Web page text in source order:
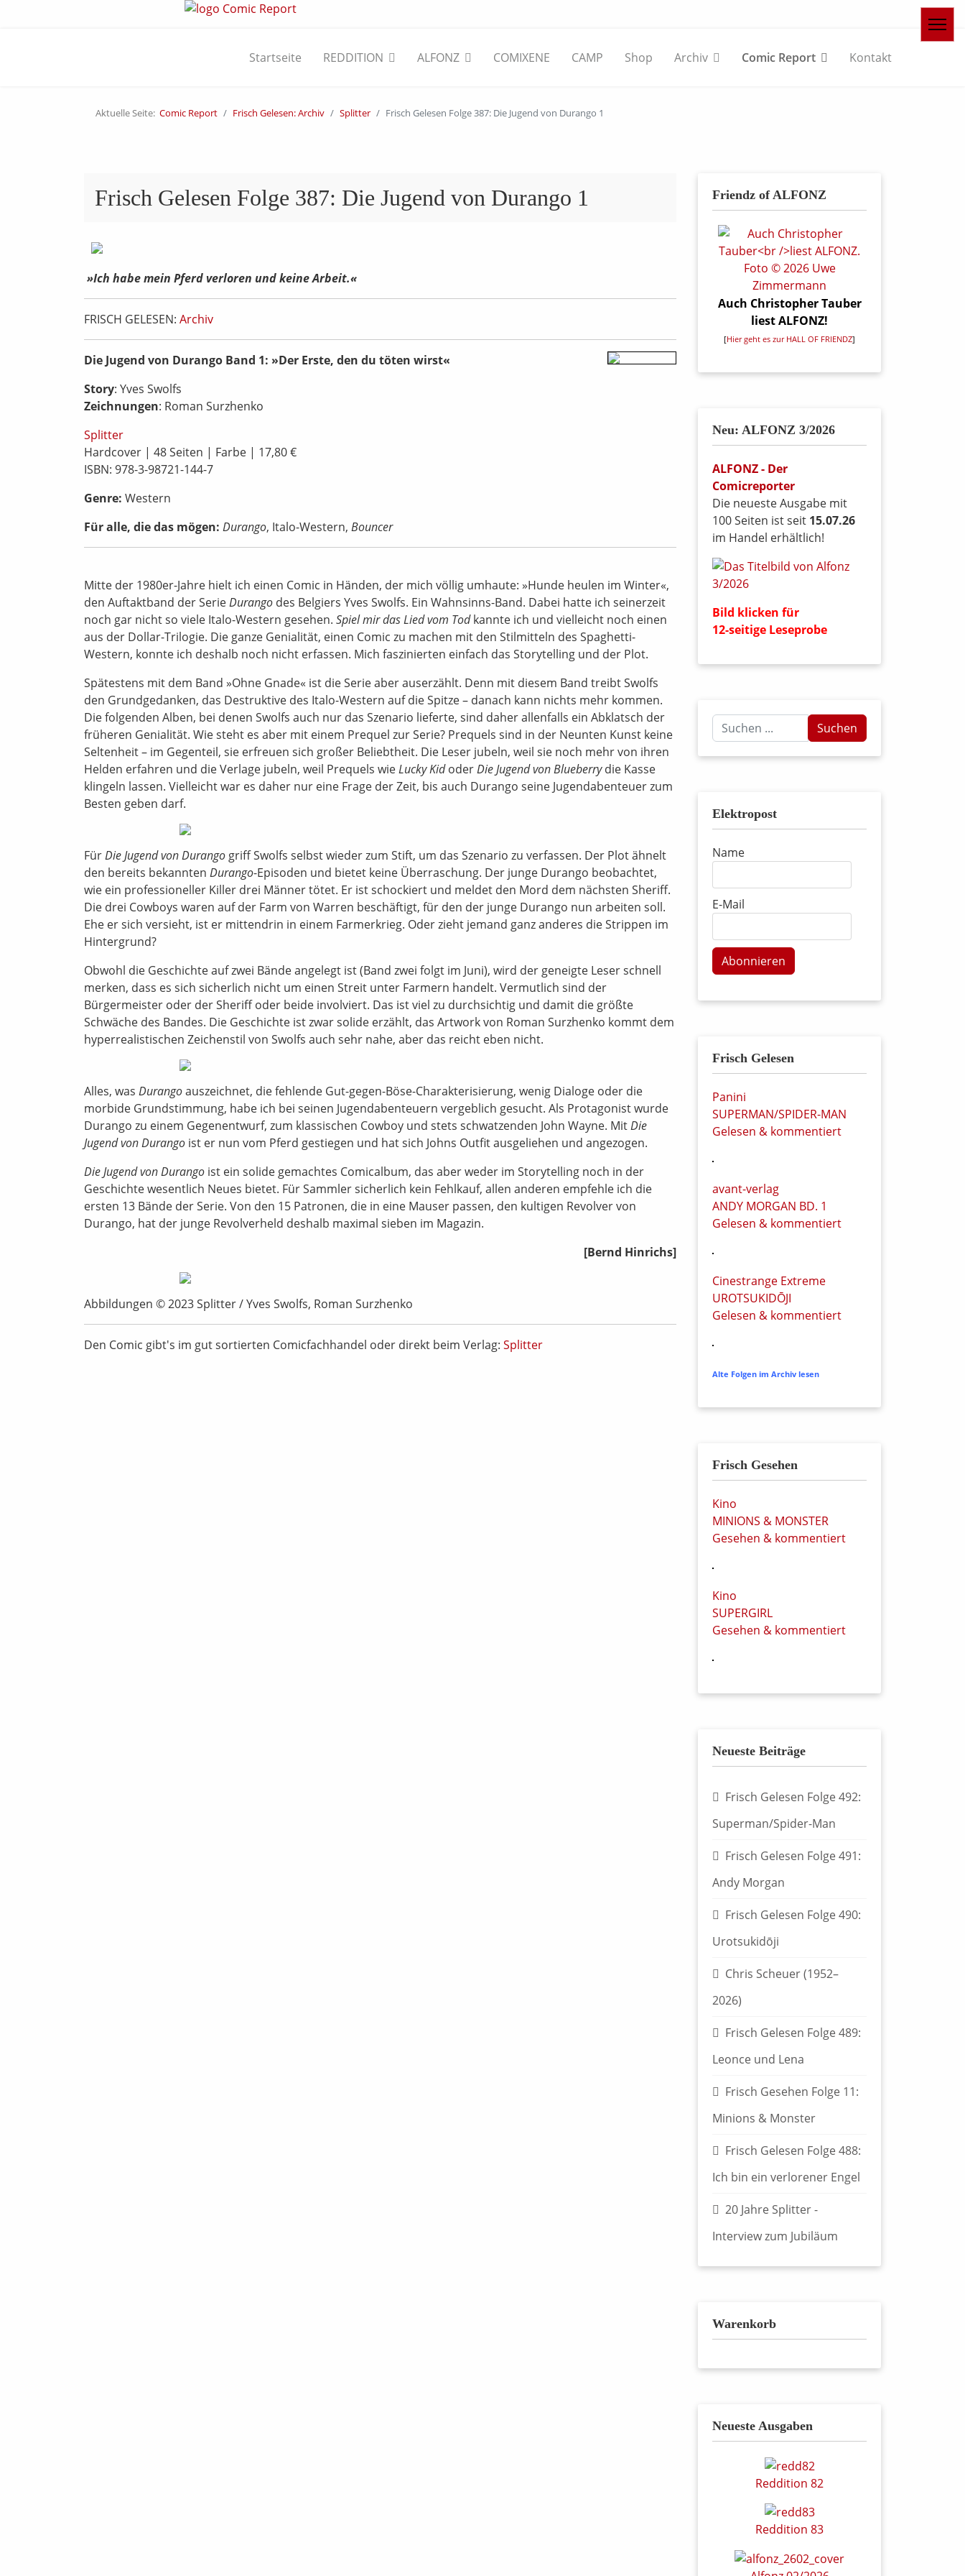
Startseite REDDITION ALFONZ COMIXENE CAMP Shop Archiv Comic Report Kontakt
Aktuelle Seite: Comic Report Frisch Gelesen: Archiv Splitter Frisch Gelesen Folge 387: Die Jugend von Durango 1
Frisch Gelesen Folge 387: Die Jugend von Durango 1
»Ich habe mein Pferd verloren und keine Arbeit.«
FRISCH GELESEN: Archiv
Die Jugend von Durango Band 1: »Der Erste, den du töten wirst«
Story: Yves Swolfs
Zeichnungen: Roman Surzhenko
Splitter
Hardcover | 48 Seiten | Farbe | 17,80 €
ISBN: 978-3-98721-144-7
Genre: Western
Für alle, die das mögen: Durango, Italo-Western, Bouncer
Mitte der 1980er-Jahre hielt ich einen Comic in Händen, der mich völlig umhaute: »Hunde heulen im Winter«,
den Auftaktband der SerieDurango des Belgiers Yves Swolfs. Ein Wahnsinns-Band. Dabei hatte ich seinerzeit
noch gar nicht so viele Italo-Western gesehen. Spiel mir das Lied vom Todkannte ich und vielleicht noch einen
aus der Dollar-Trilogie. Die ganze Genialität, einen Comic zu machen mit den Stilmitteln des Spaghetti-
Western, konnte ich deshalb noch nicht erfassen. Mich faszinierten einfach das Storytelling und der Plot.
Spätestens mit dem Band »Ohne Gnade« ist die Serie aber auserzählt. Denn mit diesem Band treibt Swolfs
den Grundgedanken, das Destruktive des Italo-Western auf die Spitze – danach kann nichts mehr kommen.
Die folgenden Alben, bei denen Swolfs auch nur das Szenario lieferte, sind daher allenfalls ein Abklatsch der
früheren Genialität. Wie steht es aber mit einem Prequel zur Serie? Prequels sind in der Neunten Kunst keine
Seltenheit – im Gegenteil, sie erfreuen sich großer Beliebtheit. Die Leser jubeln, weil sie noch mehr von ihren
Helden erfahren und die Verlage jubeln, weil Prequels wieLucky KidoderDie Jugend von Blueberrydie Kasse
klingeln lassen. Vielleicht war es daher nur eine Frage der Zeit, bis auch Durango seine Jugendabenteuer zum
Besten geben darf.
FürDie Jugend von Durango griff Swolfs selbst wieder zum Stift, um das Szenario zu verfassen. Der Plot ähnelt
den bereits bekannten Durango-Episoden und bietet keine Überraschung. Der junge Durango beobachtet,
wie ein professioneller Killer drei Männer tötet. Er ist schockiert und meldet den Mord dem nächsten Sheriff.
Die drei Cowboys waren auf der Farm von Warren beschäftigt, für den der junge Durango nun arbeiten soll.
Ehe er sich versieht, ist er mittendrin in einem Farmerkrieg. Oder zieht jemand ganz anderes die Strippen im
Hintergrund?
Obwohl die Geschichte auf zwei Bände angelegt ist (Band zwei folgt im Juni), wird der geneigte Leser schnell
merken, dass es sich sicherlich nicht um einen Streit unter Farmern handelt. Vermutlich sind der
Bürgermeister oder der Sheriff oder beide involviert. Das ist viel zu durchsichtig und damit die größte
Schwäche des Bandes. Die Geschichte ist zwar solide erzählt, das Artwork von Roman Surzhenko kommt dem
hyperrealistischen Zeichenstil von Swolfs auch sehr nahe, aber das reicht eben nicht.
Alles, was Durangoauszeichnet, die fehlende Gut-gegen-Böse-Charakterisierung, wenig Dialoge oder die
morbide Grundstimmung, habe ich bei seinen Jugendabenteuern vergeblich gesucht. Als Protagonist wurde
Durango zu einem Gegenentwurf, zum klassischen Cowboy und stets schwatzenden John Wayne. MitDie
Jugend von Durango ist er nun vom Pferd gestiegen und hat sich Johns Outfit ausgeliehen und angezogen.
Die Jugend von Durango ist ein solide gemachtes Comicalbum, das aber weder im Storytelling noch in der
Geschichte wesentlich Neues bietet. Für Sammler sicherlich kein Fehlkauf, allen anderen empfehle ich die
ersten 13 Bände der Serie. Von den 15 Patronen, die in eine Mauser passen, den kultigen Revolver von
Durango, hat der junge Revolverheld deshalb maximal sieben im Magazin.
[Bernd Hinrichs]
Abbildungen © 2023 Splitter / Yves Swolfs, Roman Surzhenko
Den Comic gibt's im gut sortierten Comicfachhandel oder direkt beim Verlag: Splitter
Friendz of ALFONZ
Auch Christopher Tauber
liest ALFONZ!
[Hier geht es zur HALL OF FRIENDZ]
Neu: ALFONZ 3/2026
ALFONZ - Der
Comicreporter
Die neueste Ausgabe mit
100 Seiten ist seit 15.07.26
im Handel erhältlich!
Bild klicken für
12-seitige Leseprobe
Suchen
...
Suchen
Elektropost
Name
E-Mail
Abonnieren
Frisch Gelesen
Panini
SUPERMAN/SPIDER-MAN
Gelesen & kommentiert
avant-verlag
ANDY MORGAN BD. 1
Gelesen & kommentiert
Cinestrange Extreme
UROTSUKIDŌJI
Gelesen & kommentiert
Alte Folgen im Archiv lesen
Frisch Gesehen
Kino
MINIONS & MONSTER
Gesehen & kommentiert
Kino
SUPERGIRL
Gesehen & kommentiert
Neueste Beiträge
Frisch Gelesen Folge 492:
Superman/Spider-Man
Frisch Gelesen Folge 491:
Andy Morgan
Frisch Gelesen Folge 490:
Urotsukidōji
Chris Scheuer (1952–
2026)
Frisch Gelesen Folge 489:
Leonce und Lena
Frisch Gesehen Folge 11:
Minions & Monster
Frisch Gelesen Folge 488:
Ich bin ein verlorener Engel
20 Jahre Splitter -
Interview zum Jubiläum
Warenkorb
Neueste Ausgaben
Reddition 82
Reddition 83